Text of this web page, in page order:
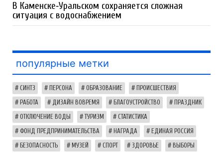
В Каменске‑Уральском сохраняется сложная
ситуация с водоснабжением
популярные метки
СИНТЗ ПЕРСОНА ОБРАЗОВАНИЕ ПРОИСШЕСТВИЯ
РАБОТА ДИЗАЙН ВОВРЕМЯ БЛАГОУСТРОЙСТВО ПРАЗДНИК
ОТКЛЮЧЕНИЕ ВОДЫ ТУРИЗМ СТАТИСТИКА
ФОНД ПРЕДПРИНИМАТЕЛЬСТВА НАГРАДА ЕДИНАЯ РОССИЯ
БЕЗОПАСНОСТЬ МУЗЕЙ СПОРТ ЗДОРОВЬЕ ВЫБОРЫ